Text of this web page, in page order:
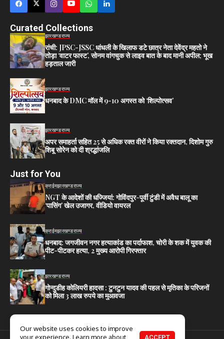
Curated Collections
झारखण्डराज्य
रांची: JPSC-JSSC धांधली के खिलाफ डटे छात्र नेता देवेंद्र महतो ने
तोड़ा ‘वाटर फास्ट’, सोनम वांगचुक से लाइव बात के बाद मानी अपील; भूख
हड़ताल जारी
झारखण्डराज्य
धनबाद के DMC मॉल में 9-10 अगस्त को ‘शिल्पोत्सव’
झारखण्डराज्य
अपर समाहर्ता सहित 25 से अधिक रक्त वीरों ने किया रक्तदान, दिशोम गुरु
शिबू सोरेन को दी श्रद्धांजलि
Just for You
क्राईमझारखण्डराज्य
NGT के आदेशों की धज्जियां: गोविंदपुर-पूर्वी टुंडी में अवैध बालू का
‘पासिंग’ खेल उजागर, वीडियो वायरल
क्राईमझारखण्डराज्य
धनबाद: जगजीवन नगर हत्याकांड का पर्दाफाश, चोरी के शक में युवक की
पीट-पीटकर हत्या, 2 मुख्य आरोपी गिरफ्तार
झारखण्डराज्य
गोन्दुडीह कोलियरी हादसा : टुनटुन यादव की पहल से मृतिका के परिजनों
को मिला 3 लाख रुपये का मुआवजा
Our website uses cookies to improve
your experience. Learn more about
ACCEPT